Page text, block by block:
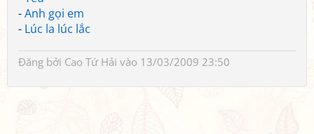
-Anh gọi em
- Lúc la lúc lắc
Đăng bởi Cao Tứ Hải vào 13/03/2009 23:50